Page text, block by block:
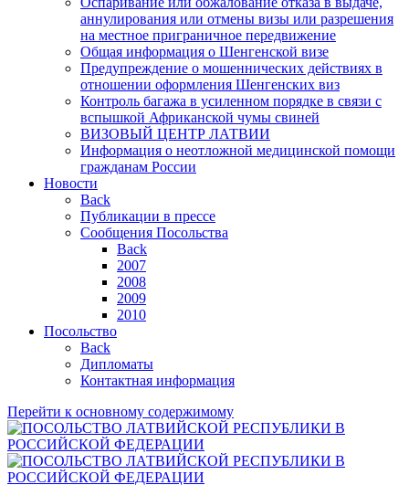
аннулирования или отмены визы или разрешения
на местное приграничное передвижение
Общая информация о Шенгенской визе
Предупреждение о мошеннических действиях в
отношении оформления Шенгенских виз
Контроль багажа в усиленном порядке в связи с
вспышкой Африканской чумы свиней
ВИЗОВЫЙ ЦЕНТР ЛАТВИИ
Информация о неотложной медицинской помощи
гражданам России
Новости
Back
Публикации в прессе
Сообщения Посольства
Back
2007
2008
2009
2010
Посольство
Back
Дипломаты
Контактная информация
Перейти к основному содержимому